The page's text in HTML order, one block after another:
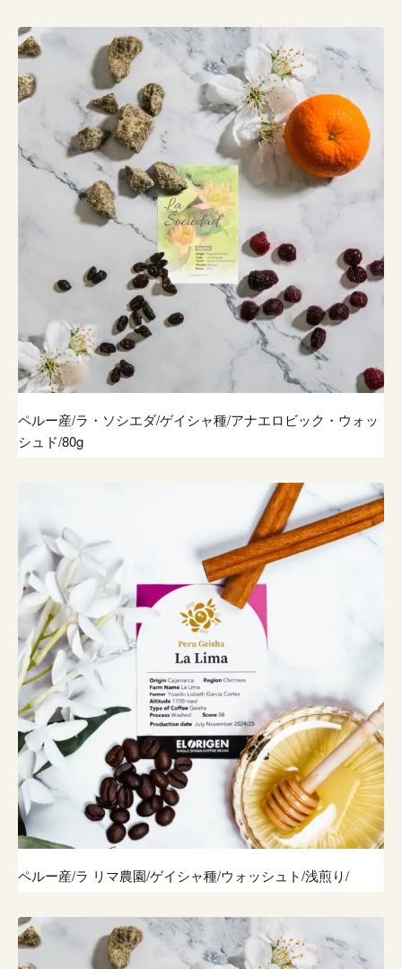
ペルー産/ラ・ソシエダ/ゲイシャ種/アナエロビック・ウォッ
シュド/80g
ペルー産/ラ リマ農園/ゲイシャ種/ウォッシュト/浅煎り/